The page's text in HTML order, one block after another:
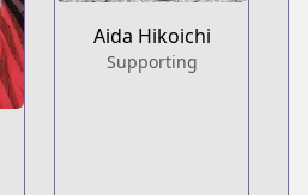
Aida Hikoichi
Supporting